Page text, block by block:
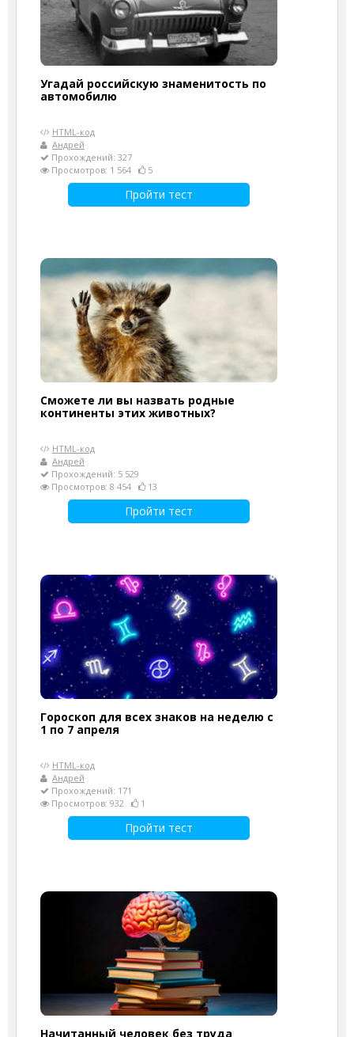
Угадай российскую знаменитость по
автомобилю
HTML-код
Андрей
Прохождений: 327
Просмотров: 1 564
5
Пройти тест
Сможете ли вы назвать родные
континенты этих животных?
HTML-код
Андрей
Прохождений: 5 529
Просмотров: 8 454
13
Пройти тест
Гороскоп для всех знаков на неделю с
1 по 7 апреля
HTML-код
Андрей
Прохождений: 171
Просмотров: 932
1
Пройти тест
Начитанный человек без труда